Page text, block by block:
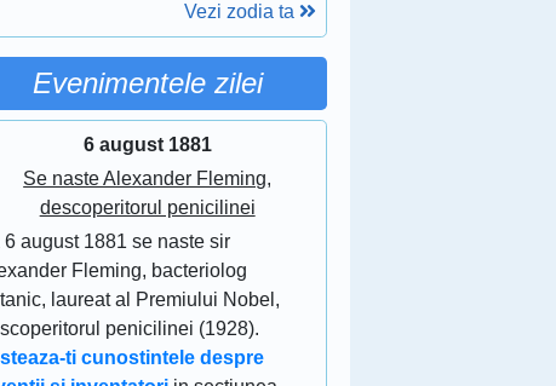
Vezi zodia ta
Evenimentele zilei
6 august 1881
Se naste Alexander Fleming,
descoperitorul penicilinei
6 august 1881 se naste sir
Fleming, bacteriolog
laureat al Premiului Nobel,
penicilinei (1928).
ti cunostintele despre